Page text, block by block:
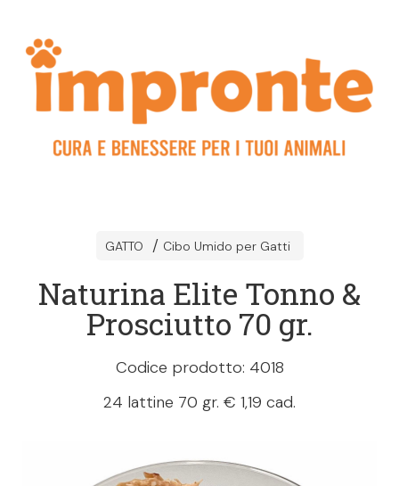
GATTO Cibo Umido per Gatti
Naturina Elite Tonno &
Prosciutto 70 gr.
Codice prodotto: 4018
24 lattine 70 gr. € 1,19 cad.